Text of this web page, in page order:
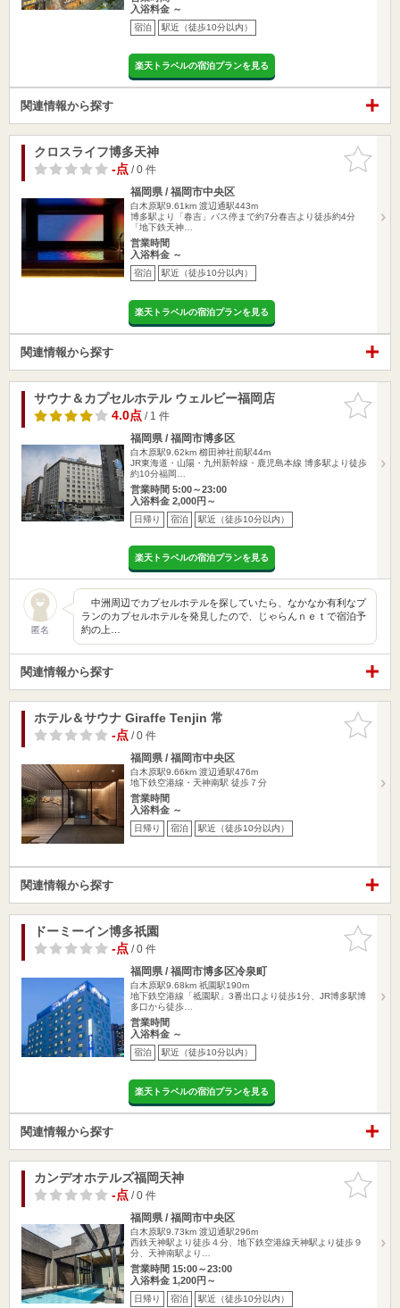
入浴料金 ～
宿泊 駅近（徒歩10分以内）
楽天トラベルの宿泊プランを見る
関連情報から探す
お気に入
りに追加
クロスライフ博多天神
-点/ 0 件
福岡県 / 福岡市中央区
白木原駅9.61km 渡辺通駅443m
博多駅より「春吉」バス停まで約7分春吉より徒歩約4分
「地下鉄天神…
営業時間
入浴料金 ～
宿泊 駅近（徒歩10分以内）
楽天トラベルの宿泊プランを見る
関連情報から探す
お気に入
りに追加
サウナ＆カプセルホテル ウェルビー福岡店
4.0点/ 1 件
福岡県 / 福岡市博多区
白木原駅9.62km 櫛田神社前駅44m
JR東海道・山陽・九州新幹線・鹿児島本線 博多駅より徒歩
約10分福岡…
営業時間 5:00～23:00
入浴料金 2,000円～
日帰り 宿泊 駅近（徒歩10分以内）
楽天トラベルの宿泊プランを見る
匿名
中洲周辺でカプセルホテルを探していたら、なかなか有利なプ
ランのカプセルホテルを発見したので、じゃらんｎｅｔで宿泊予
約の上…
関連情報から探す
お気に入
りに追加
ホテル＆サウナ Giraffe Tenjin 常
-点/ 0 件
福岡県 / 福岡市中央区
白木原駅9.66km 渡辺通駅476m
地下鉄空港線・天神南駅 徒歩７分
営業時間
入浴料金 ～
日帰り 宿泊 駅近（徒歩10分以内）
関連情報から探す
お気に入
りに追加
ドーミーイン博多祇園
-点/ 0 件
福岡県 / 福岡市博多区冷泉町
白木原駅9.68km 祇園駅190m
地下鉄空港線「祗園駅」3番出口より徒歩1分、JR博多駅博
多口から徒歩…
営業時間
入浴料金 ～
宿泊 駅近（徒歩10分以内）
楽天トラベルの宿泊プランを見る
関連情報から探す
お気に入
りに追加
カンデオホテルズ福岡天神
-点/ 0 件
福岡県 / 福岡市中央区
白木原駅9.73km 渡辺通駅296m
西鉄天神駅より徒歩４分、地下鉄空港線天神駅より徒歩９
分、天神南駅より…
営業時間 15:00～23:00
入浴料金 1,200円～
日帰り 宿泊 駅近（徒歩10分以内）